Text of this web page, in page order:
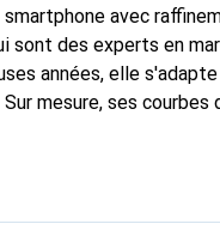
avec
sont des experts en
années, elle
mesure, ses courbes
indispensable de votre
Noreve est un